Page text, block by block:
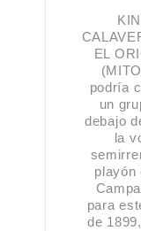
EL
podría
un
debajo
la
playón
para
de